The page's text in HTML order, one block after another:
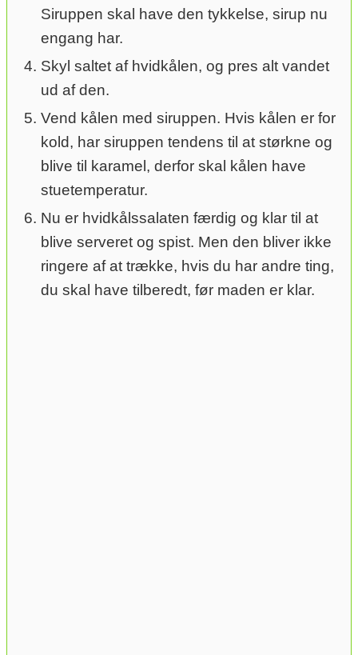
Siruppen skal have den tykkelse, sirup nu
engang har.
Skyl saltet af hvidkålen, og pres alt vandet
ud af den.
Vend kålen med siruppen. Hvis kålen er for
kold, har siruppen tendens til at størkne og
blive til karamel, derfor skal kålen have
stuetemperatur.
Nu er hvidkålssalaten færdig og klar til at
blive serveret og spist. Men den bliver ikke
ringere af at trække, hvis du har andre ting,
du skal have tilberedt, før maden er klar.